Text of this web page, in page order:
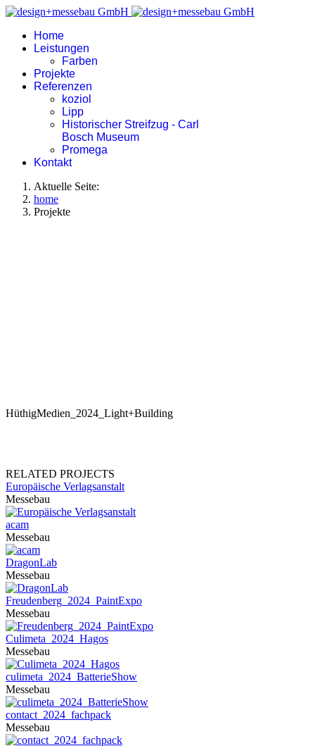
Home
Leistungen
Farben
Projekte
Referenzen
koziol
Lipp
Historischer Streifzug - Carl
Bosch Museum
Promega
Kontakt
Aktuelle Seite:
home
Projekte
HüthigMedien_2024_Light+Building
RELATED PROJECTS
Europäische Verlagsanstalt
Messebau
acam
Messebau
DragonLab
Messebau
Freudenberg_2024_PaintExpo
Messebau
Culimeta_2024_Hagos
Messebau
culimeta_2024_BatterieShow
Messebau
contact_2024_fachpack
Messebau